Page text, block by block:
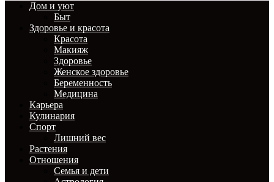
Дом и уют
Быт
Здоровье и красота
Красота
Макияж
Здоровье
Женское здоровье
Беременность
Медицина
Карьера
Кулинария
Спорт
Лишний вес
Растения
Отношения
Семья и дети